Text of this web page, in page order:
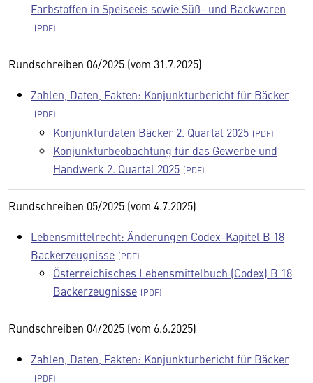
Farbstoffen in Speiseeis sowie Süß- und Backwaren
Rundschreiben 06/2025 (vom 31.7.2025)
Zahlen, Daten, Fakten: Konjunkturbericht für Bäcker
Konjunkturdaten Bäcker 2. Quartal 2025
Konjunkturbeobachtung für das Gewerbe und
Handwerk 2. Quartal 2025
Rundschreiben 05/2025 (vom 4.7.2025)
Lebensmittelrecht: Änderungen Codex-Kapitel B 18
Backerzeugnisse
Österreichisches Lebensmittelbuch (Codex) B 18
Backerzeugnisse
Rundschreiben 04/2025 (vom 6.6.2025)
Zahlen, Daten, Fakten: Konjunkturbericht für Bäcker